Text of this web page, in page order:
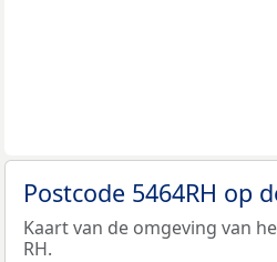
Postcode 5464RH op
Kaart van de omgeving van
RH.